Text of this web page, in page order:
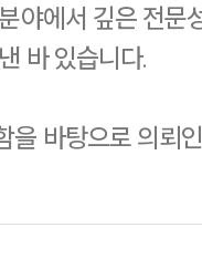
야에서 깊은 전
바 있습니다.
을 바탕으로 의뢰